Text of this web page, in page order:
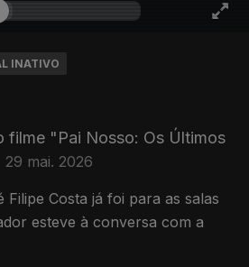
INATIVO
filme "Pai Nosso: Os Últimos
29 mai. 2026
Costa já foi para as salas
esteve à conversa com a